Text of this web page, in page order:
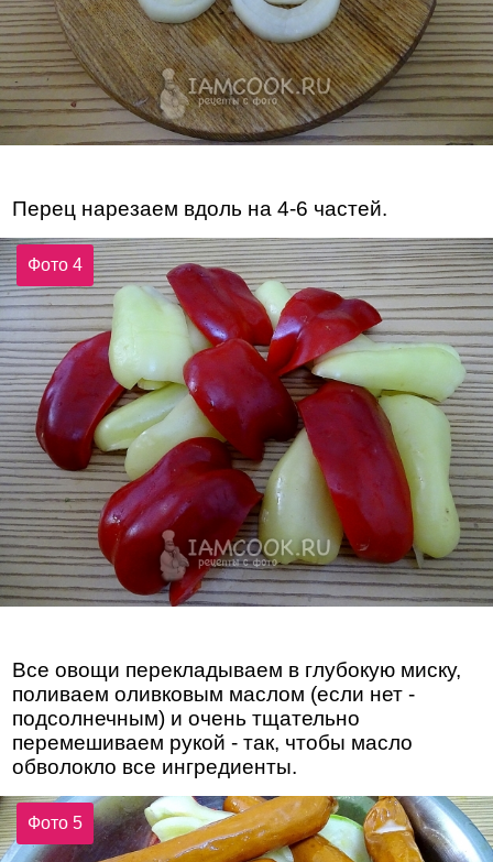
Перец нарезаем вдоль на 4-6 частей.
Фото 4
Все овощи перекладываем в глубокую миску,
поливаем оливковым маслом (если нет -
подсолнечным) и очень тщательно
перемешиваем рукой - так, чтобы масло
обволокло все ингредиенты.
Фото 5